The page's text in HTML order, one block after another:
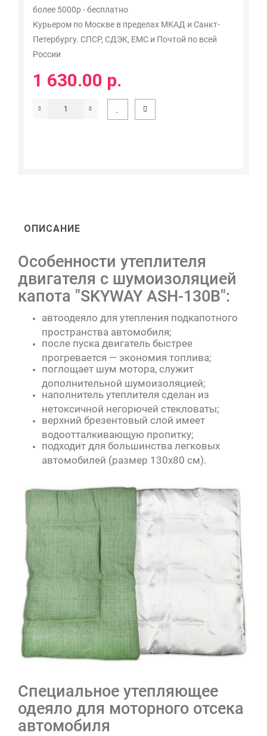
более 5000р - бесплатно
Курьером по Москве в пределах МКАД и Санкт-
Петербургу. СПСР, СДЭК, ЕМС и Почтой по всей
России
1 630.00 р.
ОПИСАНИЕ
Особенности утеплителя
двигателя с шумоизоляцией
капота "SKYWAY ASH-130B":
автоодеяло для утепления подкапотного
пространства автомобиля;
после пуска двигатель быстрее
прогревается — экономия топлива;
поглощает шум мотора, служит
дополнительной шумоизоляцией;
наполнитель утеплителя сделан из
нетоксичной негорючей стекловаты;
верхний брезентовый слой имеет
водоотталкивающую пропитку;
подходит для большинства легковых
автомобилей (размер 130х80 см).
Специальное утепляющее
одеяло для моторного отсека
автомобиля